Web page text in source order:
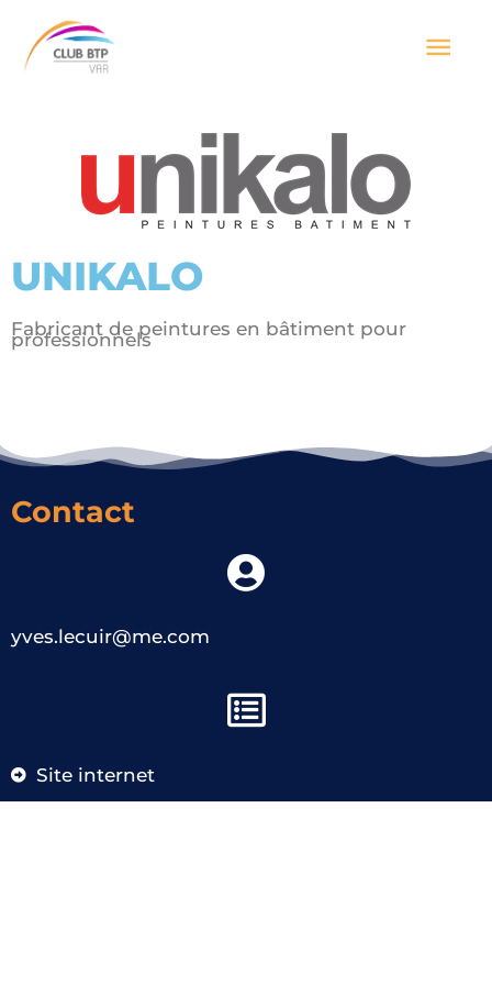
contenu
UNIKALO
Fabricant de peintures en bâtiment pour
professionnels
Contact
yves.lecuir@me.com
Site internet